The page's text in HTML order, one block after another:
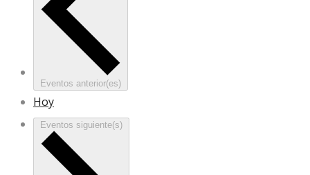
Eventos anterior(es)
Hoy
Eventos siguiente(s)